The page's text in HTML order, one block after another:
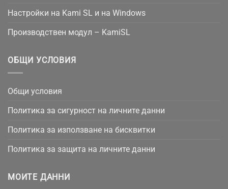
Настройки на Kami SL и на Windows
Производствен модул – KamiSL
ОБЩИ УСЛОВИЯ
Общи условия
Политика за сигурност на личните данни
Политика за използване на бисквитки
Политика за защита на личните данни
МОИТЕ ДАННИ